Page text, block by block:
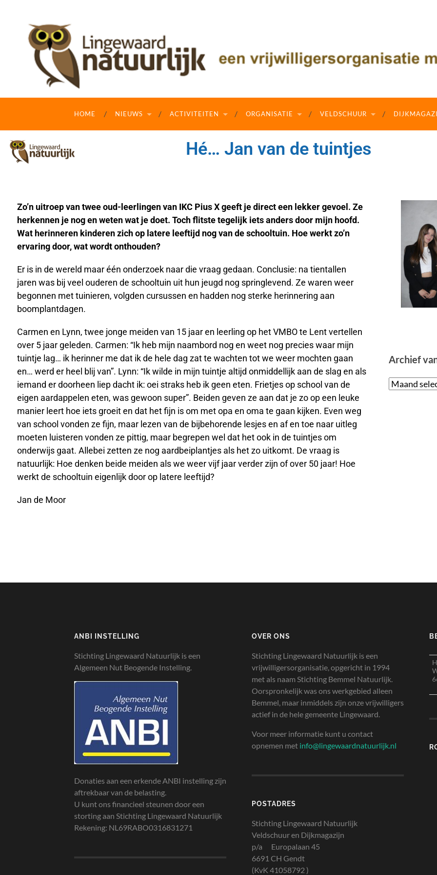
HOME NIEUWS ACTIVITEITEN ORGANISATIE VELDSCHUUR
Hé… Jan van de tuintjes
Zo’n uitroep van twee oud-leerlingen van IKC Pius X geeft je direct een lekker gevoel. Ze
herkennen je nog en weten wat je doet. Toch flitste tegelijk iets anders door mijn hoofd.
Wat herinneren kinderen zich op latere leeftijd nog van de schooltuin. Hoe werkt zo’n
ervaring door, wat wordt onthouden?
Er is in de wereld maar één onderzoek naar die vraag gedaan. Conclusie: na tientallen
jaren was bij veel ouderen de schooltuin uit hun jeugd nog springlevend. Ze waren weer
begonnen met tuinieren, volgden cursussen en hadden nog sterke herinnering aan
boomplantdagen.
Carmen en Lynn, twee jonge meiden van 15 jaar en leerling op het VMBO te Lent vertellen
over 5 jaar geleden. Carmen: “Ik heb mijn naambord nog en weet nog precies waar mijn
tuintje lag… ik herinner me dat ik de hele dag zat te wachten tot we weer mochten gaan
en… werd er heel blij van”. Lynn: “Ik wilde in mijn tuintje altijd onmiddellijk aan de slag en als
iemand er doorheen liep dacht ik: oei straks heb ik geen eten. Frietjes op school van de
eigen aardappelen eten, was gewoon super”. Beiden geven ze aan dat je zo op een leuke
manier leert hoe iets groeit en dat het fijn is om met opa en oma te gaan kijken. Even weg
van school vonden ze fijn, maar lezen van de bijbehorende lesjes en af en toe naar uitleg
moeten luisteren vonden ze pittig, maar begrepen wel dat het ook in de tuintjes om
onderwijs gaat. Allebei zetten ze nog aardbeiplantjes als het zo uitkomt. De vraag is
natuurlijk: Hoe denken beide meiden als we weer vijf jaar verder zijn of over 50 jaar! Hoe
werkt de schooltuin eigenlijk door op latere leeftijd?
Jan de Moor
Archief
ANBI INSTELLING
Stichting Lingewaard Natuurlijk is een
Algemeen Nut Beogende Instelling.
Donaties aan een erkende ANBI instelling zijn
aftrekbaar van de belasting.
U kunt ons financieel steunen door een
storting aan Stichting Lingewaard Natuurlijk
Rekening: NL69RABO0316831271
OVER ONS
Stichting Lingewaard Natuurlijk is een
vrijwilligersorganisatie, opgericht in 1994
met als naam Stichting Bemmel Natuurlijk.
Oorspronkelijk was ons werkgebied alleen
Bemmel, maar inmiddels zijn onze vrijwilligers
actief in de hele gemeente Lingewaard.
Voor meer informatie kunt u contact
opnemen met info@lingewaardnatuurlijk.nl
POSTADRES
Stichting Lingewaard Natuurlijk
Veldschuur en Dijkmagazijn
p/a Europalaan 45
6691 CH Gendt
(KvK 41058792 )